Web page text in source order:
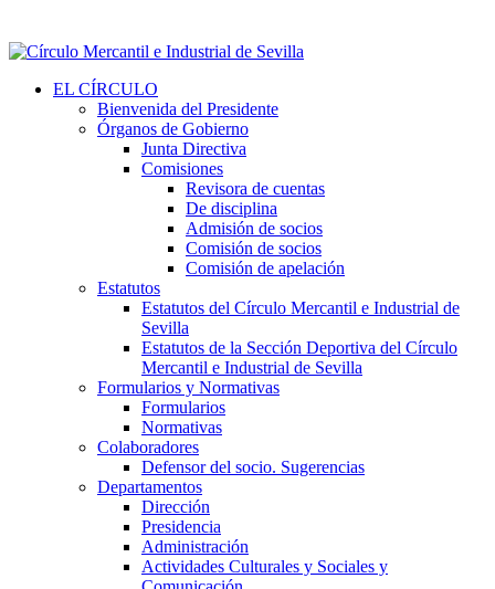
EL CÍRCULO
Bienvenida del Presidente
Órganos de Gobierno
Junta Directiva
Comisiones
Revisora de cuentas
De disciplina
Admisión de socios
Comisión de socios
Comisión de apelación
Estatutos
Estatutos del Círculo Mercantil e Industrial de
Sevilla
Estatutos de la Sección Deportiva del Círculo
Mercantil e Industrial de Sevilla
Formularios y Normativas
Formularios
Normativas
Colaboradores
Defensor del socio. Sugerencias
Departamentos
Dirección
Presidencia
Administración
Actividades Culturales y Sociales y